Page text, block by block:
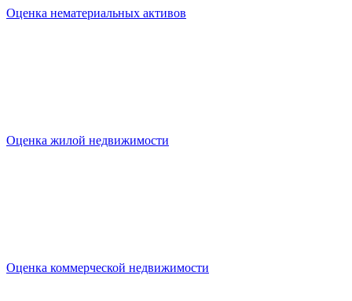
Оценка нематериальных активов
Оценка жилой недвижимости
Оценка коммерческой недвижимости